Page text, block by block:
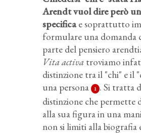
Arendt vuol dire però
specificae soprattutto
formulare una domanda
parte del pensiero
Vita activa troviamo
distinzione tra il "chi" e il
una persona
1 . Si tratta
distinzione che permette
alla sua figura in una
non si limiti alla biografia